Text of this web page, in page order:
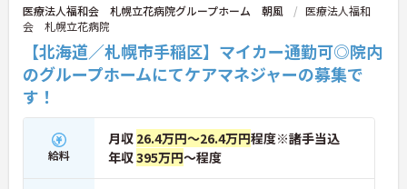
医療法人福和会 札幌立花病院グループホーム 朝風
医療法人福和
会 札幌立花病院
【北海道／札幌市手稲区】マイカー通勤可◎院内
のグループホームにてケアマネジャーの募集で
す！
給料
月収 26.4万円～26.4万円程度※諸手当込
年収395万円～程度